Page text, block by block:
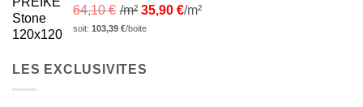
64,10€ /m² 35,90 €/m²
soit: 103,39 €/boite
LES EXCLUSIVITES